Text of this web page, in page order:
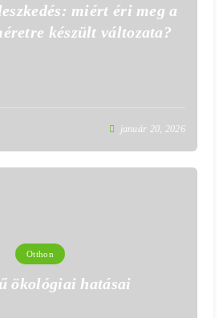
miért éri meg a
készült változata?
január 20, 2026
Otthon
ökológiai hatásai